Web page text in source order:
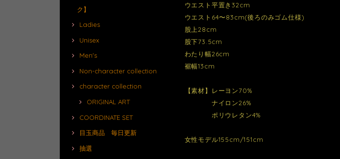
ク】
Ladies
Unisex
Men's
Non-character collection
character collection
ORIGINAL ART
COORDINATE SET
目玉商品 毎日更新
抽選
ウエスト平置き32cm
ウエスト64〜83cm(後ろのみゴム仕様)
股上28cm
股下73.5cm
わたり幅26cm
裾幅13cm
【素材】レーヨン70%
ナイロン26%
ポリウレタン4%
女性モデル155cm/151cm